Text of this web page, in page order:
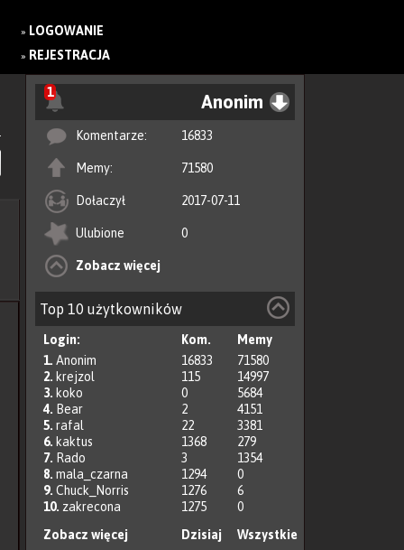
» LOGOWANIE
» REJESTRACJA
1 Anonim
Komentarze: 16833
Memy: 71580
Dołaczył 2017-07-11
Ulubione 0
Zobacz więcej
Top 10 użytkowników
Login: Kom.
Memy
1. Anonim 16833
71580
2. krejzol 115
14997
3. koko 0
5684
4. Bear 2
4151
5. rafal 22
3381
6. kaktus 1368
279
7. Rado 3
1354
8. mala_czarna 1294
0
9. Chuck_Norris 1276
6
10. zakrecona 1275
0
Zobacz więcej
Dzisiaj Wszystkie